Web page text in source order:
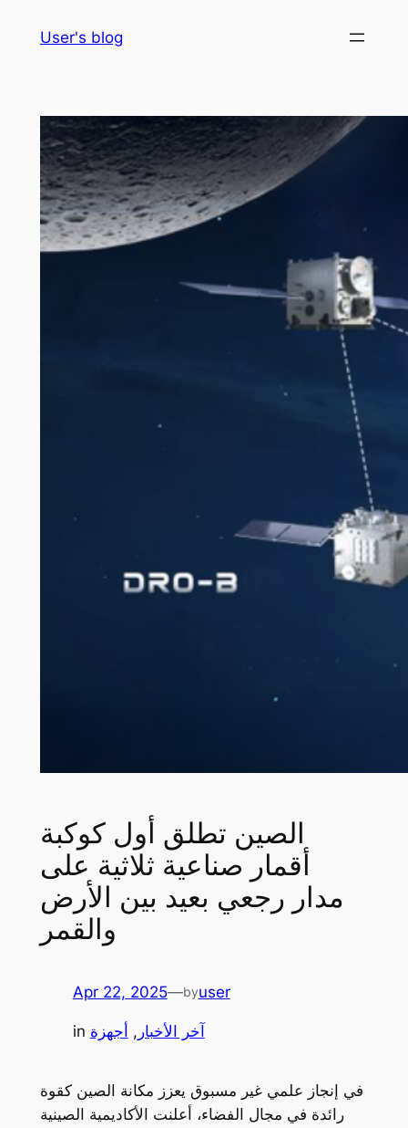
User's blog
الصين تطلق أول كوكبة
أقمار صناعية ثلاثية على
مدار رجعي بعيد بين الأرض
والقمر
Apr 22, 2025—byuser
in آخر الأخبار , أجهزة
في إنجاز علمي غير مسبوق يعزز مكانة الصين كقوة
رائدة في مجال الفضاء، أعلنت الأكاديمية الصينية